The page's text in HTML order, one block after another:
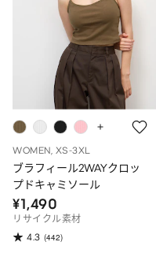
WOMEN, XS-3XL
ブラフィール2WAYクロッ
プドキャミソール
¥1,490
リサイクル素材
4.3 (442)